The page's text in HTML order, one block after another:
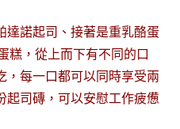
達諾起司、接著是重乳酪蛋
糕，從上而下有不同的口
，每一口都可以同時享受兩
起司磚，可以安慰工作疲憊